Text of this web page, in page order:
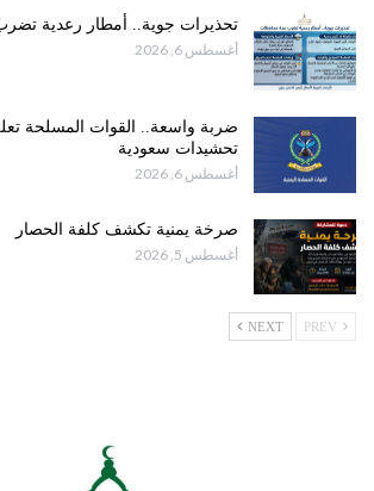
تحذيرات جوية.. أمطار رعدية
أغسطس 6, 2026
ضربة واسعة.. القوات المسلحة
تحشيدات سعودية
أغسطس 6, 2026
صرخة يمنية تكشف كلفة الحصار
أغسطس 5, 2026
NEXT